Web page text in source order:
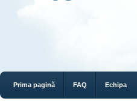
Prima pagină FAQ Echipa